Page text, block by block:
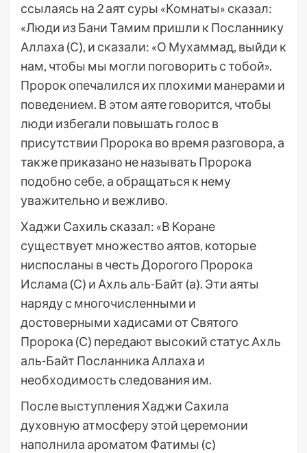
ссылаясь на 2 аят суры «Комнаты» сказал:
«Люди из Бани Тамим пришли к Посланнику
Аллаха (С), и сказали: «О Мухаммад, выйди к
нам, чтобы мы могли поговорить с тобой».
Пророк опечалился их плохими манерами и
поведением. В этом аяте говорится, чтобы
люди избегали повышать голос в
присутствии Пророка во время разговора, а
также приказано не называть Пророка
подобно себе, а обращаться к нему
уважительно и вежливо.
Хаджи Сахиль сказал: «В Коране
существует множество аятов, которые
ниспосланы в честь Дорогого Пророка
Ислама (С) и Ахль аль-Байт (а). Эти аяты
наряду с многочисленными и
достоверными хадисами от Святого
Пророка (С) передают высокий статус Ахль
аль-Байт Посланника Аллаха и
необходимость следования им.
После выступления Хаджи Сахила
духовную атмосферу этой церемонии
наполнила ароматом Фатимы (с)